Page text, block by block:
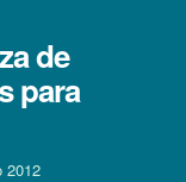
de
para
2012